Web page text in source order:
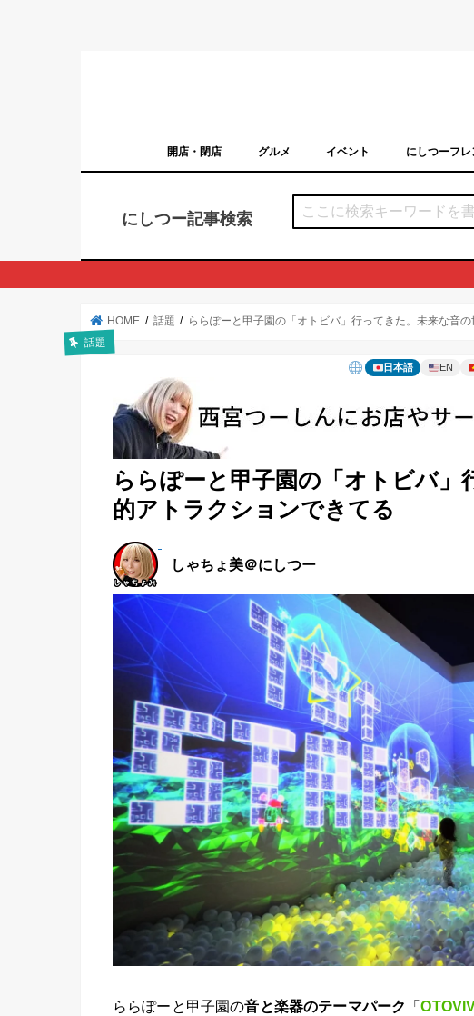
開店・閉店 グルメ イベント にしつーフレ
にしつー記事検索
HOME 話題 ららぽーと甲子園の「オトビバ」行ってきた。未来な音
話題
日本語 EN
ららぽーと甲子園の「オトビバ」
的アトラクションできてる
しゃちょ美＠にしつー
ららぽーと甲子園の音と楽器のテーマパーク 「